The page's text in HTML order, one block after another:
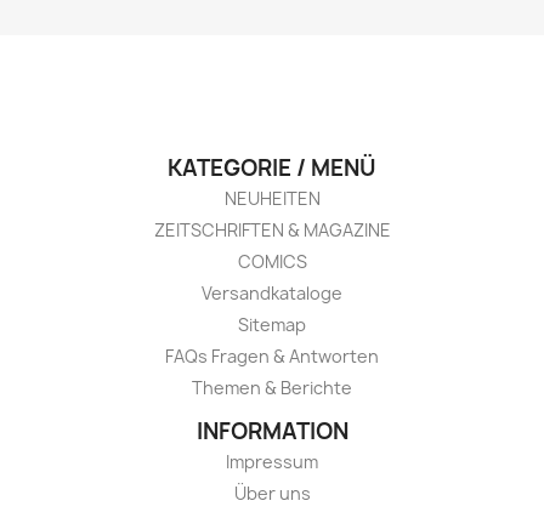
KATEGORIE / MENÜ
NEUHEITEN
ZEITSCHRIFTEN & MAGAZINE
COMICS
Versandkataloge
Sitemap
FAQs Fragen & Antworten
Themen & Berichte
INFORMATION
Impressum
Über uns